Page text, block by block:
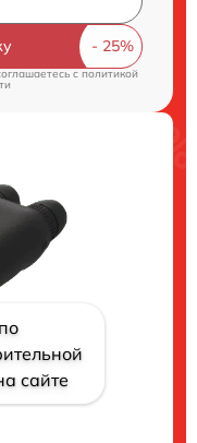
cполитикой
сайте